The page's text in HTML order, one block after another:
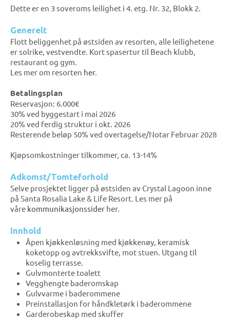
Dette er en 3 soveroms leilighet i 4. etg. Nr. 32, Blokk 2.
Generelt
Flott beliggenhet på østsiden av resorten, alle leilighetene
er solrike, vestvendte. Kort spasertur til Beach klubb,
restaurant og gym.
Les mer om resorten her.
Betalingsplan
Reservasjon: 6.000€
30% ved byggestart i mai 2026
20% ved ferdig struktur i okt. 2026
Resterende beløp 50% ved overtagelse/Notar Februar 2028
Kjøpsomkostninger tilkommer, ca. 13-14%
Adkomst/Tomteforhold
Selve prosjektet ligger på østsiden av Crystal Lagoon inne
på Santa Rosalia Lake & Life Resort. Les mer på
våre kommunikasjonssider her.
Innhold
Åpen kjøkkenløsning med kjøkkenøy, keramisk
koketopp og avtrekksvifte, mot stuen. Utgang til
koselig terrasse.
Gulvmonterte toalett
Vegghengte baderomskap
Gulvvarme i baderommene
Preinstallasjon for håndkletørk i baderommene
Garderobeskap med skuffer